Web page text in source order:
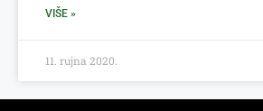
VIŠE »
11. rujna 2020.